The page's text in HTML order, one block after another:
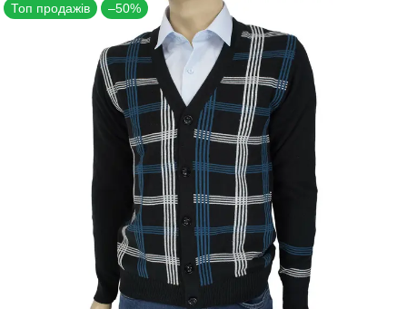
Топ продажів –50%